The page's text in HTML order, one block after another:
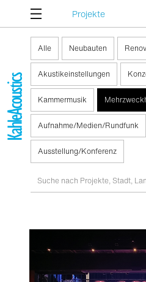
Projekte
Alle Neubauten
Akustikeinstellungen
Kammermusik
Aufnahme/Medien/Rundfunk
Ausstellung/Konferenz